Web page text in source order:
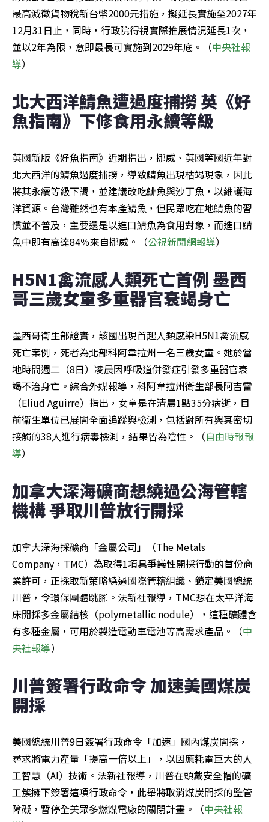
最高減徵貨物稅新台幣2000元措施，擬延長實施至2027年
12月31日止，同時，行政院得視實際推展情況延長1次，
並以2年為限，意即最長可實施到2029年底。（中央社報
導）
北大西洋鯖魚遭過度捕撈 英《好
魚指南》下修食用永續等級
英國新版《好魚指南》近期指出，挪威、英國等國近年對
北大西洋的鯖魚過度捕撈，導致鯖魚出現枯竭現象，因此
將其永續等級下調，並建議改吃鯡魚與沙丁魚，以維護海
洋資源。台灣雖然也有本產鯖魚，但民眾吃在地鯖魚的習
慣並不普及，主要還是以進口鯖魚為食用對象，而進口鯖
魚中即有高達84％來自挪威。（公視新聞網報導）
H5N1禽流感人類死亡首例 墨西
哥三歲女童多重器官衰竭身亡
墨西哥衛生部證實，該國出現首起人類感染H5N1禽流感
死亡案例，死者為北部科阿韋拉州一名三歲女童。她於當
地時間週二（8日）凌晨因呼吸道併發症引發多重器官衰
竭不治身亡。綜合外媒報導，科阿韋拉州衛生部長阿吉雷
（Eliud Aguirre）指出，女童是在清晨1點35分病逝，目
前衛生單位已展開全面追蹤與檢測，包括對所有與其密切
接觸的38人進行病毒檢測，結果皆為陰性。（自由時報報
導）
加拿大深海礦商想繞過公海管轄
機構 爭取川普放行開採
加拿大深海採礦商「金屬公司」（The Metals
Company，TMC）為取得1項具爭議性開採行動的首份商
業許可，正採取新策略繞過國際管轄組織、鎖定美國總統
川普，令環保團體跳腳。法新社報導，TMC想在太平洋海
床開採多金屬結核（polymetallic nodule），這種礦體含
有多種金屬，可用於製造電動車電池等高需求產品。（中
央社報導）
川普簽署行政命令 加速美國煤炭
開採
美國總統川普9日簽署行政命令「加速」國內煤炭開採，
尋求將電力產量「提高一倍以上」，以因應耗電巨大的人
工智慧（AI）技術。法新社報導，川普在頭戴安全帽的礦
工簇擁下簽署這項行政命令，此舉將取消煤炭開採的監管
障礙，暫停全美眾多燃煤電廠的關閉計畫。（中央社報